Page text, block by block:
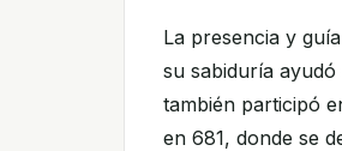
La presencia y
su sabiduría
también participó
en 681, donde se